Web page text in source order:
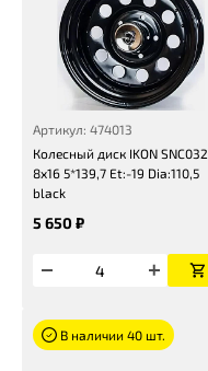
Артикул: 474013
Колесный диск IKON SNC032
8x16 5*139,7 Et:-19 Dia:110,5
black
5 650 ₽
В наличии 40 шт.